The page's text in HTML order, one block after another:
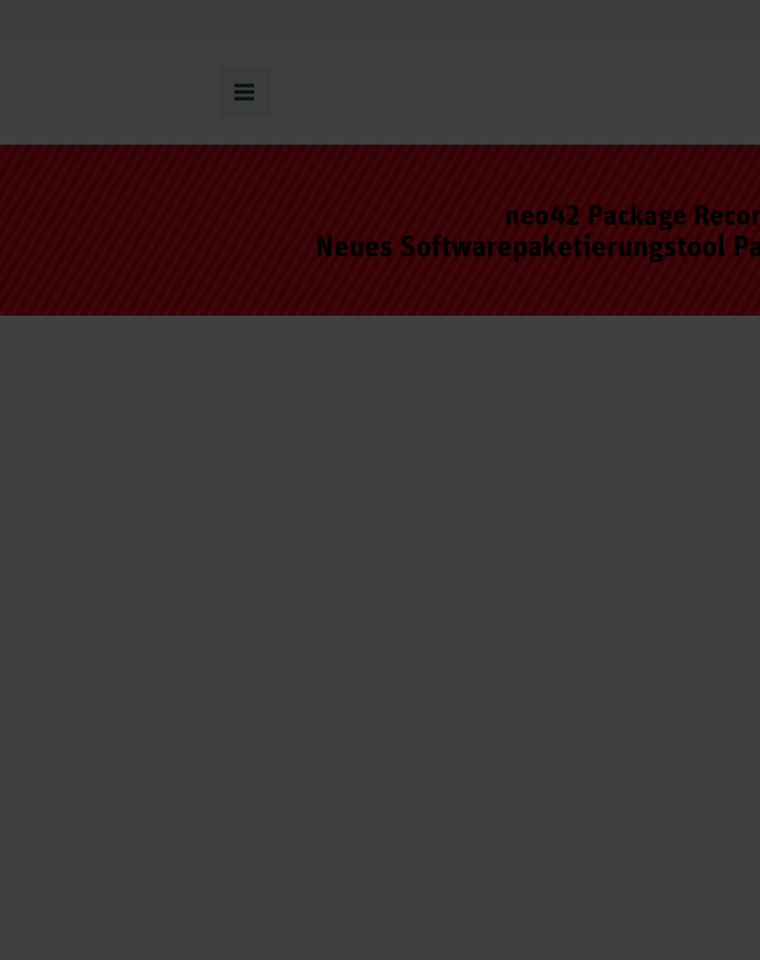
neo42 Package
Neues Softwarepaketierungstool